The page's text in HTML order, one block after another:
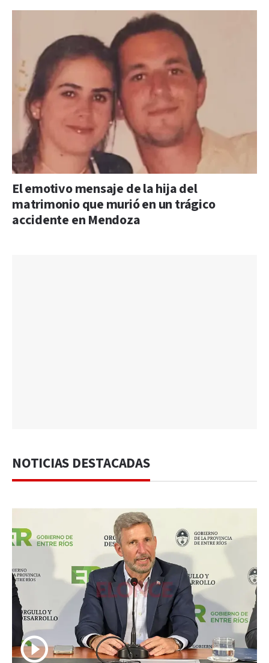
El emotivo mensaje de la hija del
matrimonio que murió en un trágico
accidente en Mendoza
NOTICIAS DESTACADAS